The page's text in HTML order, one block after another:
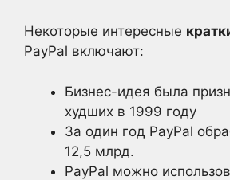
Некоторые интересные
PayPal включают:
Бизнес-идея была
худших в 1999 году
За один год PayPal
12,5 млрд.
PayPal можно